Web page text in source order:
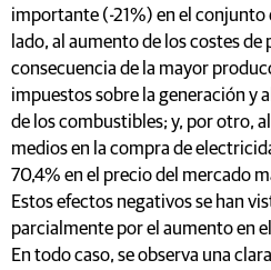
importante (-21%) en el conjunto
lado, al aumento de los costes
consecuencia de la mayor
impuestos sobre la generación y
de los combustibles; y, por otro,
medios en la compra de
70,4% en el precio del mercado
Estos efectos negativos se han
parcialmente por el aumento en
En todo caso, se observa una